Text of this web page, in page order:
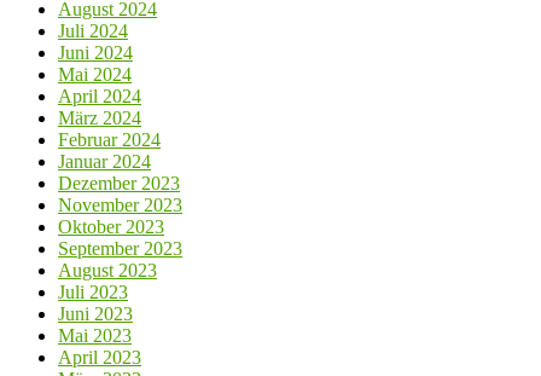
August 2024
Juli 2024
Juni 2024
Mai 2024
April 2024
März 2024
Februar 2024
Januar 2024
Dezember 2023
November 2023
Oktober 2023
September 2023
August 2023
Juli 2023
Juni 2023
Mai 2023
April 2023